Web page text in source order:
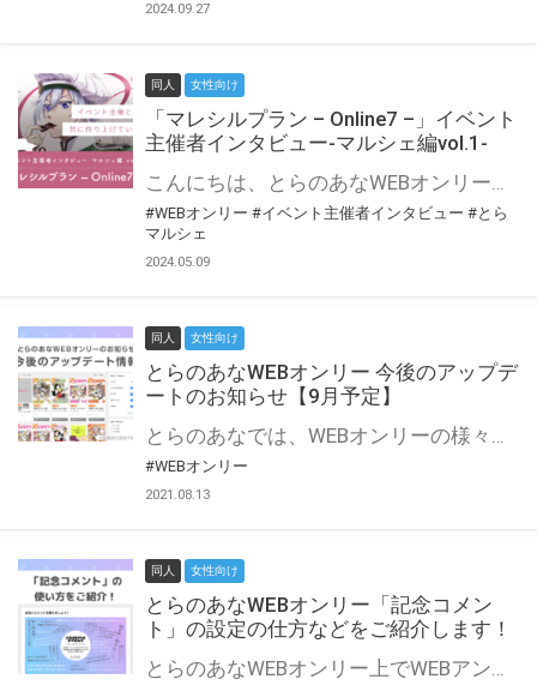
2024.09.27
同人 女性向け
「マレシルプラン – Online7 –」イベント
主催者インタビュー-マルシェ編vol.1-
こんにちは、とらのあなWEBオンリー運営スタッフです。 新たにお届けする、イベント主催者インタビュー-マルシェ編-は、 とらのあなWEBオンリー「マルシェ」をご利用した主催様に 「マルシェ」を使って開催した感想や心がけをお聞きする企画です。 今回は、WEBオンリー開催7回目迎えた「マレシルプラン – Online7 –」より、 主催の玉川うた様にお話を伺いました。 ▼マレシルプランのインタビュー前回記事 「イベント主催者インタビュー vol.6」はこちら 協力：玉川うた様（マレシルプラン実行委員会 代表）／イベント公式Twitter（@mallesil_plan） とらのあなWEBオンリー「マルシェ」とは？ WEBオンリーでリアルタイムでコミュニケーションがとれるオンライン会場です。
#WEBオンリー #イベント主催者インタビュー #とら
マルシェ
2024.05.09
同人 女性向け
とらのあなWEBオンリー 今後のアップデ
ートのお知らせ【9月予定】
とらのあなでは、WEBオンリーの様々な支援を実施しています。 今回は2021年9月に実装を予定しているアップデート情報についてご紹介いたします。 とらのあなWEBオンリーサイトはこちら
#WEBオンリー
2021.08.13
同人 女性向け
とらのあなWEBオンリー「記念コメン
ト」の設定の仕方などをご紹介します！
とらのあなWEBオンリー上でWEBアンソロジーが作成できる「記念コメント」について、その使い方や作成手順を解説します！ 支援タイプを「サークル参加型」「サークル参加型・マルシェ(イベント会場)機能付き」でお申し込みいただいている主催者様はぜひご活用ください♪ とらのあなWEBオンリーサイトはこちら